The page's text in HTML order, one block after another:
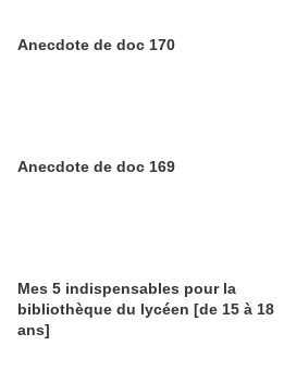
Anecdote de doc 170
Anecdote de doc 169
Mes 5 indispensables pour la
bibliothèque du lycéen [de 15 à 18
ans]